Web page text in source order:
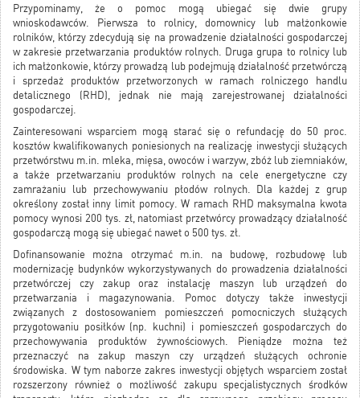
Przypominamy, że o pomoc mogą ubiegać się dwie grupy
wnioskodawców. Pierwsza to rolnicy, domownicy lub małżonkowie
rolników, którzy zdecydują się na prowadzenie działalności gospodarczej
w zakresie przetwarzania produktów rolnych. Druga grupa to rolnicy lub
ich małżonkowie, którzy prowadzą lub podejmują działalność przetwórczą
i sprzedaż produktów przetworzonych w ramach rolniczego handlu
detalicznego (RHD), jednak nie mają zarejestrowanej działalności
gospodarczej.
Zainteresowani wsparciem mogą starać się o refundację do 50 proc.
kosztów kwalifikowanych poniesionych na realizację inwestycji służących
przetwórstwu m.in. mleka, mięsa, owoców i warzyw, zbóż lub ziemniaków,
a także przetwarzaniu produktów rolnych na cele energetyczne czy
zamrażaniu lub przechowywaniu płodów rolnych. Dla każdej z grup
określony został inny limit pomocy. W ramach RHD maksymalna kwota
pomocy wynosi 200 tys. zł, natomiast przetwórcy prowadzący działalność
gospodarczą mogą się ubiegać nawet o 500 tys. zł.
Dofinansowanie można otrzymać m.in. na budowę, rozbudowę lub
modernizację budynków wykorzystywanych do prowadzenia działalności
przetwórczej czy zakup oraz instalację maszyn lub urządzeń do
przetwarzania i magazynowania. Pomoc dotyczy także inwestycji
związanych z dostosowaniem pomieszczeń pomocniczych służących
przygotowaniu posiłków (np. kuchni) i pomieszczeń gospodarczych do
przechowywania produktów żywnościowych. Pieniądze można też
przeznaczyć na zakup maszyn czy urządzeń służących ochronie
środowiska. W tym naborze zakres inwestycji objętych wsparciem został
rozszerzony również o możliwość zakupu specjalistycznych środków